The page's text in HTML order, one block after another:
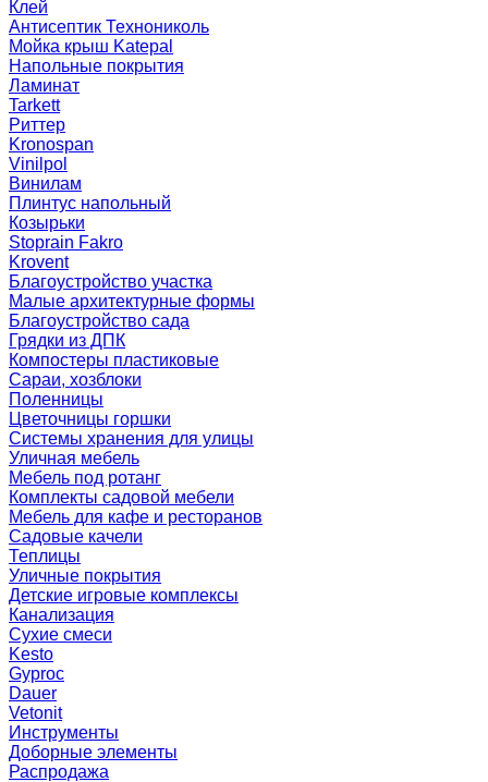
Клей
Антисептик Технониколь
Мойка крыш Katepal
Напольные покрытия
Ламинат
Tarkett
Риттер
Kronospan
Vinilpol
Винилам
Плинтус напольный
Козырьки
Stoprain Fakro
Krovent
Благоустройство участка
Малые архитектурные формы
Благоустройство сада
Грядки из ДПК
Компостеры пластиковые
Сараи, хозблоки
Поленницы
Цветочницы горшки
Системы хранения для улицы
Уличная мебель
Мебель под ротанг
Комплекты садовой мебели
Мебель для кафе и ресторанов
Садовые качели
Теплицы
Уличные покрытия
Детские игровые комплексы
Канализация
Сухие смеси
Kesto
Gyproc
Dauer
Vetonit
Инструменты
Доборные элементы
Распродажа